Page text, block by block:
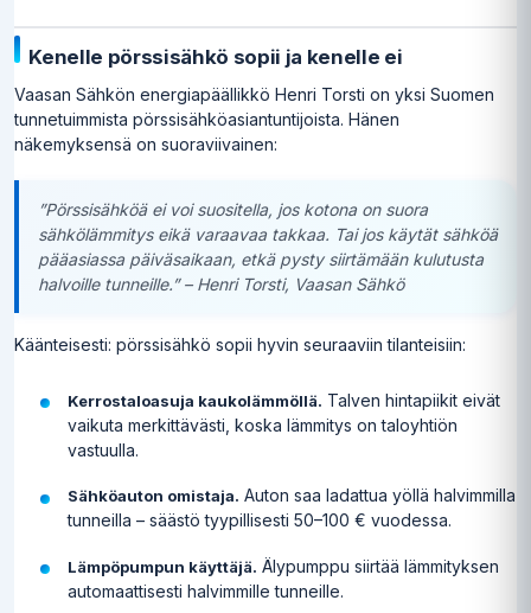
Kenelle pörssisähkö sopii ja kenelle ei
Vaasan Sähkön energiapäällikkö Henri Torsti on yksi Suomen
tunnetuimmista pörssisähköasiantuntijoista. Hänen
näkemyksensä on suoraviivainen:
”Pörssisähköä ei voi suositella, jos kotona on suora
sähkölämmitys eikä varaavaa takkaa. Tai jos käytät sähköä
pääasiassa päiväsaikaan, etkä pysty siirtämään kulutusta
halvoille tunneille.” – Henri Torsti, Vaasan Sähkö
Käänteisesti: pörssisähkö sopii hyvin seuraaviin tilanteisiin:
Kerrostaloasuja kaukolämmöllä. Talven hintapiikit eivät
vaikuta merkittävästi, koska lämmitys on taloyhtiön
vastuulla.
Sähköauton omistaja. Auton saa ladattua yöllä halvimmilla
tunneilla – säästö tyypillisesti 50–100 € vuodessa.
Lämpöpumpun käyttäjä. Älypumppu siirtää lämmityksen
automaattisesti halvimmille tunneille.